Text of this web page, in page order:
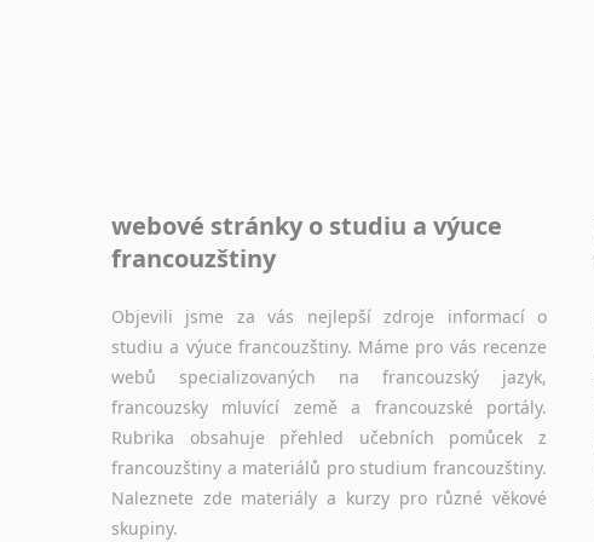
webové stránky o studiu a výuce
francouzštiny
Objevili jsme za vás nejlepší zdroje informací o
studiu a výuce francouzštiny. Máme pro vás recenze
webů specializovaných na francouzský jazyk,
francouzsky mluvící země a francouzské portály.
Rubrika obsahuje přehled učebních pomůcek z
francouzštiny a materiálů pro studium francouzštiny.
Naleznete zde materiály a kurzy pro různé věkové
skupiny.